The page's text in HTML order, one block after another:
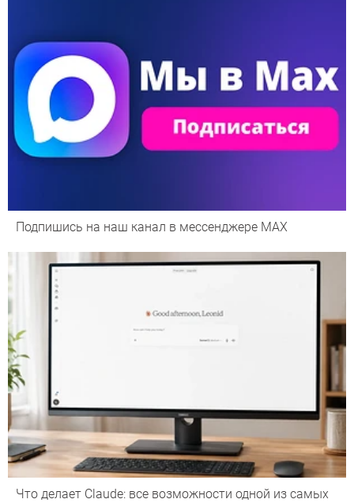
Подпишись на наш канал в мессенджере МАХ
Что делает Сlaude: все возможности одной из самых